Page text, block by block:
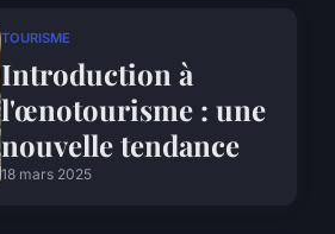
TOURISME
Introduction à
l'œnotourisme : une
nouvelle tendance
18 mars 2025